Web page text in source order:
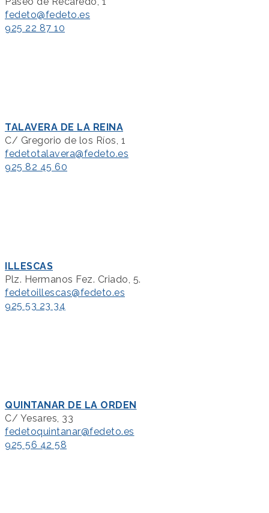
fedeto@fedeto.es
925 22 87 10
TALAVERA DE LA REINA
C/ Gregorio de los Ríos, 1
fedetotalavera@fedeto.es
925 82 45 60
ILLESCAS
Plz. Hermanos Fez. Criado, 5.
fedetoillescas@fedeto.es
925 53 23 34
QUINTANAR DE LA ORDEN
C/ Yesares, 33
fedetoquintanar@fedeto.es
925 56 42 58